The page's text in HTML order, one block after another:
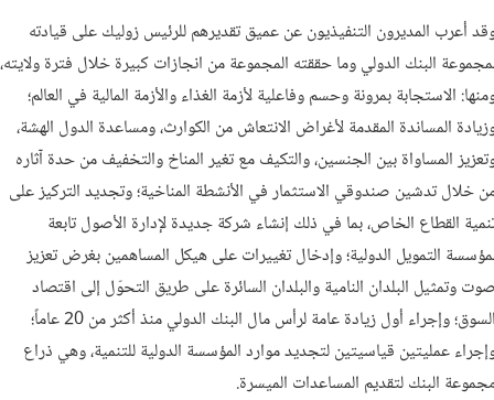
أعرب المديرون التنفيذيون عن عميق تقديرهم للرئيس زوليك على قيادته
البنك الدولي وما حققته المجموعة من انجازات كبيرة خلال فترة ولايته،
الاستجابة بمرونة وحسم وفاعلية لأزمة الغذاء والأزمة المالية في العالم؛
المساندة المقدمة لأغراض الانتعاش من الكوارث، ومساعدة الدول الهشة،
المساواة بين الجنسين، والتكيف مع تغير المناخ والتخفيف من حدة آثاره
خلال تدشين صندوقي الاستثمار في الأنشطة المناخية؛ وتجديد التركيز على
القطاع الخاص، بما في ذلك إنشاء شركة جديدة لإدارة الأصول تابعة
التمويل الدولية؛ وإدخال تغييرات على هيكل المساهمين بغرض تعزيز
وتمثيل البلدان النامية والبلدان السائرة على طريق التحوّل إلى اقتصاد
السوق؛ وإجراء أول زيادة عامة لرأس مال البنك الدولي منذ أكثر من 20 عاماً؛
عمليتين قياسيتين لتجديد موارد المؤسسة الدولية للتنمية، وهي ذراع
البنك لتقديم المساعدات الميسرة.